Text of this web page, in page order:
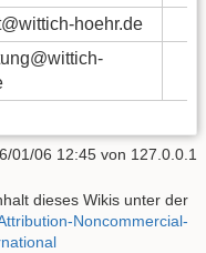
hoehr.de
01/06 12:45 von 127.0.0.1
dieses Wikis unter der
Noncommercial-